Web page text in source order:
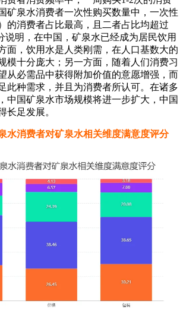
消费频率中，一周购买1-2次的消费
矿泉水消费者一次性购买数量中，一次性
的消费者占比最高，且二者占比均超过
说明，在中国，矿泉水已经成为居民饮用
面，饮用水是人类刚需，在人口基数大的
模十分庞大；另一方面，随着人们消费习
从必需品中获得附加价值的意愿增强，而
此种需求，并且为消费者所认可。在诸多
中国矿泉水市场规模将进一步扩大，中国
长足发展。